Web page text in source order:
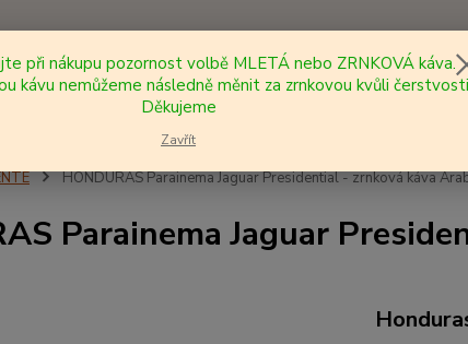
Hledat Nevíte si
+420
HONDURAS Parainema Jaguar Presidential - zrnková káva
Parainema Jaguar
při nákupu pozornost volbě MLETÁ nebo ZRNKOVÁ káva.
kávu nemůžeme následně měnit za zrnkovou kvůli
Děkujeme
Zavřít